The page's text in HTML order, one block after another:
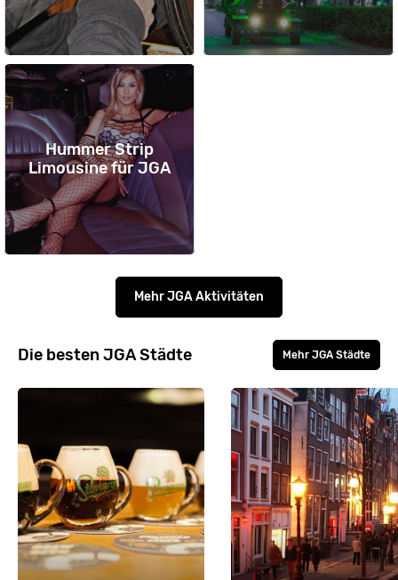
Hummer Strip
Limousine für JGA
Mehr JGA Aktivitäten
Die besten JGA Städte Mehr JGA Städte